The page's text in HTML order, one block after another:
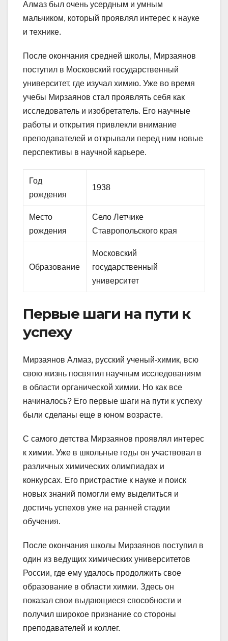
Алмаз был очень усердным и умным
мальчиком, который проявлял интерес к науке
и технике.
После окончания средней школы, Мирзаянов
поступил в Московский государственный
университет, где изучал химию. Уже во время
учебы Мирзаянов стал проявлять себя как
исследователь и изобретатель. Его научные
работы и открытия привлекли внимание
преподавателей и открывали перед ним новые
перспективы в научной карьере.
Год
рождения
1938
Место
рождения
Село Летчике
Ставропольского края
Образование
Московский
государственный
университет
Первые шаги на пути к
успеху
Мирзаянов Алмаз, русский ученый-химик, всю
свою жизнь посвятил научным исследованиям
в области органической химии. Но как все
начиналось? Его первые шаги на пути к успеху
были сделаны еще в юном возрасте.
С самого детства Мирзаянов проявлял интерес
к химии. Уже в школьные годы он участвовал в
различных химических олимпиадах и
конкурсах. Его пристрастие к науке и поиск
новых знаний помогли ему выделиться и
достичь успехов уже на ранней стадии
обучения.
После окончания школы Мирзаянов поступил в
один из ведущих химических университетов
России, где ему удалось продолжить свое
образование в области химии. Здесь он
показал свои выдающиеся способности и
получил широкое признание со стороны
преподавателей и коллег.